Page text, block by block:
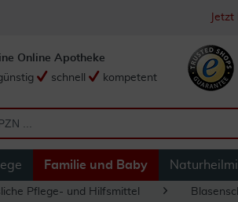
Online Apotheke
schnell kompetent
Familie und Baby
Pflege- und Hilfsmittel